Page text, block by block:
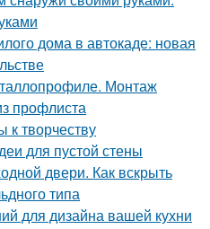
дома в автокаде: новая
Монтаж
профлиста
к творчеству
для пустой стены
двери. Как вскрыть
типа
для дизайна вашей кухни